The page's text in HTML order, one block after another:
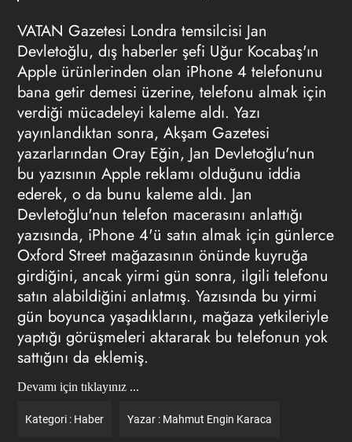
VATAN Gazetesi Londra temsilcisi Jan
Devletoğlu, dış haberler şefi Uğur Kocabaş'ın
Apple ürünlerinden olan iPhone 4 telefonunu
bana getir demesi üzerine, telefonu almak için
verdiği mücadeleyi kaleme aldı. Yazı
yayınlandıktan sonra, Akşam Gazetesi
yazarlarından Oray Eğin, Jan Devletoğlu'nun
bu yazısının Apple reklamı olduğunu iddia
ederek, o da bunu kaleme aldı. Jan
Devletoğlu'nun telefon macerasını anlattığı
yazısında, iPhone 4'ü satın almak için günlerce
Oxford Street mağazasının önünde kuyruğa
girdiğini, ancak yirmi gün sonra, ilgili telefonu
satın alabildiğini anlatmış. Yazısında bu yirmi
gün boyunca yaşadıklarını, mağaza yetkileriyle
yaptığı görüşmeleri aktararak bu telefonun yok
sattığını da eklemiş.
Devamı için tıklayınız ...
Kategori : Haber Yazar : Mahmut Engin Karaca